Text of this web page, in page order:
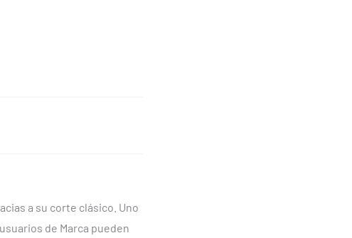
a su corte clásico. Uno
de Marca pueden